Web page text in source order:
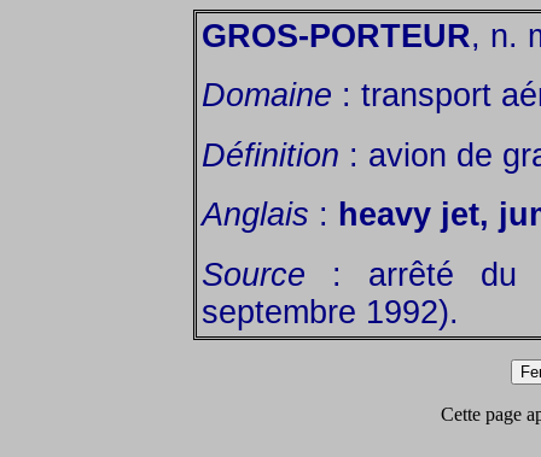
GROS-PORTEUR, n.
Domaine : transport
Définition : avion de
Anglais : heavy jet,
Source : arrêté du
septembre 1992).
Cette page